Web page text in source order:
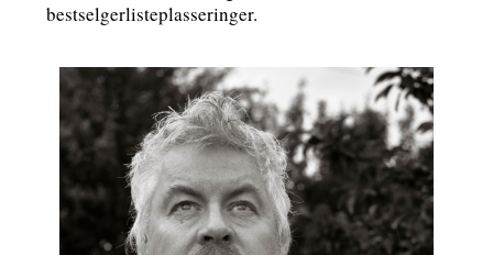
bestselgerlisteplasseringer.